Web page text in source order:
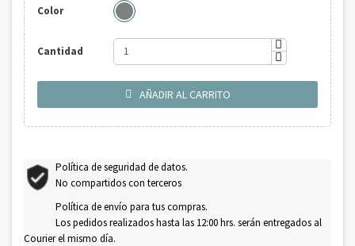
Color
Cantidad
 AÑADIR AL CARRITO
Política de seguridad de datos.
No compartidos con terceros
Política de envío para tus compras.
Los pedidos realizados hasta las 12:00 hrs. serán entregados al
Courier el mismo día.